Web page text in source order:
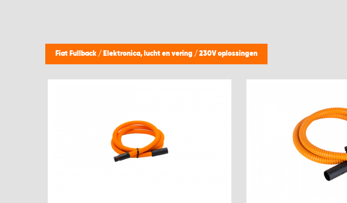
Fiat Fullback / Elektronica, lucht en vering / 230V oplossingen